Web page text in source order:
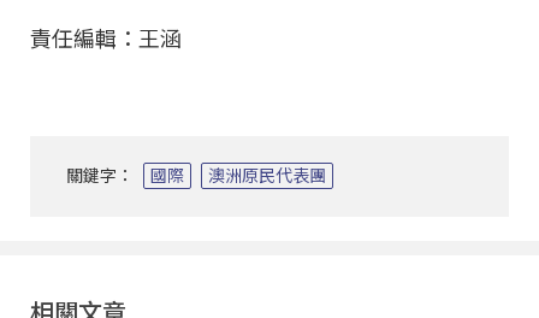
責任編輯：王涵
關鍵字： 國際 澳洲原民代表團
相關文章